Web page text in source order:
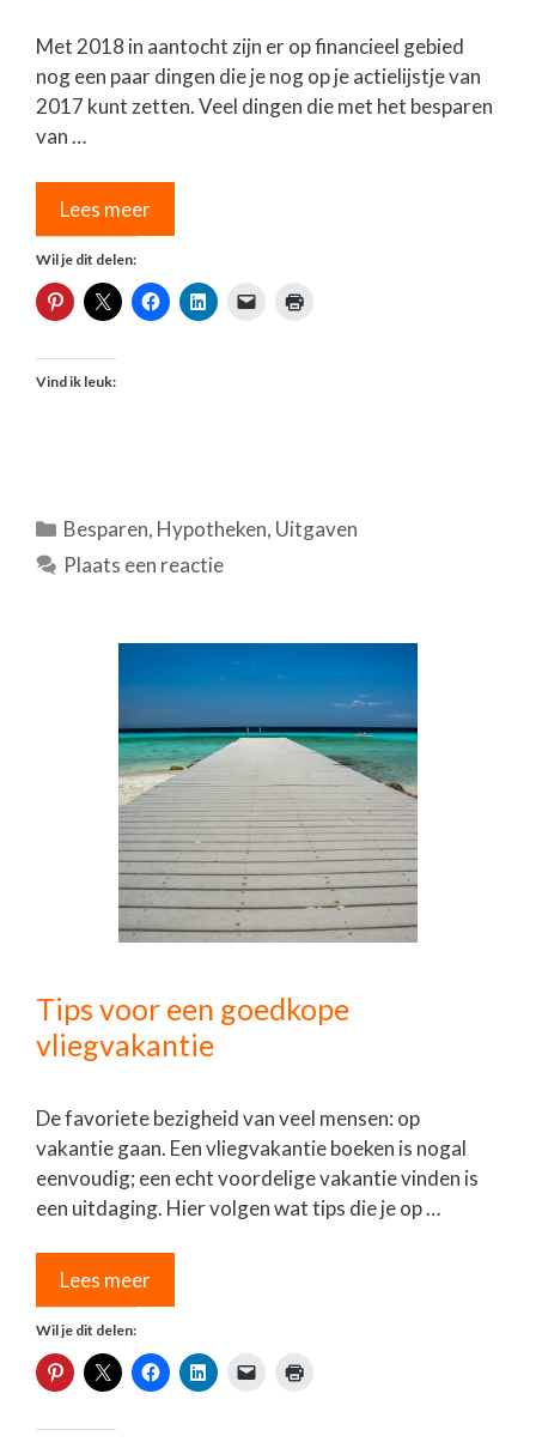
Met 2018 in aantocht zijn er op financieel gebied
nog een paar dingen die je nog op je actielijstje van
2017 kunt zetten. Veel dingen die met het besparen
van …
Lees meer
Wil je dit delen:
Vind ik leuk:
Categorieën
Besparen, Hypotheken, Uitgaven
Plaats een reactie
Tips voor een goedkope
vliegvakantie
De favoriete bezigheid van veel mensen: op
vakantie gaan. Een vliegvakantie boeken is nogal
eenvoudig; een echt voordelige vakantie vinden is
een uitdaging. Hier volgen wat tips die je op …
Lees meer
Wil je dit delen: